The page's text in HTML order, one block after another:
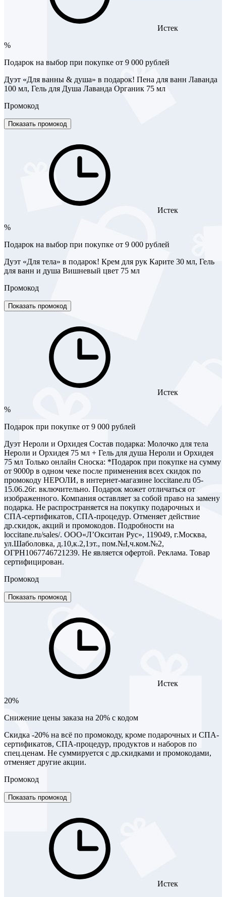
Истек
%
Подарок на выбор при покупке от 9 000 рублей
Дуэт «Для ванны & душа» в подарок! Пена для ванн Лаванда
100 мл, Гель для Душа Лаванда Органик 75 мл
Промокод
Показать промокод
Истек
%
Подарок на выбор при покупке от 9 000 рублей
Дуэт «Для тела» в подарок! Крем для рук Карите 30 мл, Гель
для ванн и душа Вишневый цвет 75 мл
Промокод
Показать промокод
Истек
%
Подарок при покупке от 9 000 рублей
Дуэт Нероли и Орхидея Состав подарка: Молочко для тела
Нероли и Орхидея 75 мл + Гель для душа Нероли и Орхидея
75 мл Только онлайн Сноска: *Подарок при покупке на сумму
от 9000р в одном чеке после применения всех скидок по
промокоду НЕРОЛИ, в интернет-магазине loccitane.ru 05-
15.06.26г. включительно. Подарок может отличаться от
изображенного. Компания оставляет за собой право на замену
подарка. Не распространяется на покупку подарочных и
СПА-сертификатов, СПА-процедур. Отменяет действие
др.скидок, акций и промокодов. Подробности на
loccitane.ru/sales/. ООО«Л’Окситан Рус», 119049, г.Москва,
ул.Шаболовка, д.10,к.2,1эт., пом.№I,ч.ком.№2,
ОГРН1067746721239. Не является офертой. Реклама. Товар
сертифицирован.
Промокод
Показать промокод
Истек
20%
Снижение цены заказа на 20% с кодом
Скидка -20% на всё по промокоду, кроме подарочных и СПА-
сертификатов, СПА-процедур, продуктов и наборов по
спец.ценам. Не суммируется с др.скидками и промокодами,
отменяет другие акции.
Промокод
Показать промокод
Истек